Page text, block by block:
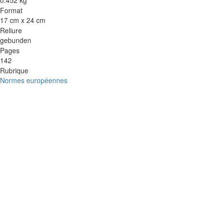
Format
17 cm x 24 cm
Reliure
gebunden
Pages
142
Rubrique
Normes européennes